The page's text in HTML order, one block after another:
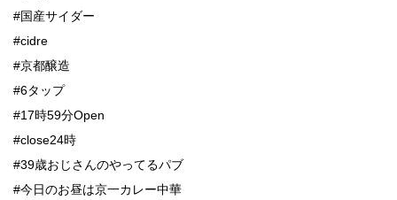
#国産サイダー
#cidre
#京都醸造
#6タップ
#17時59分Open
#close24時
#39歳おじさんのやってるパブ
#今日のお昼は京一カレー中華